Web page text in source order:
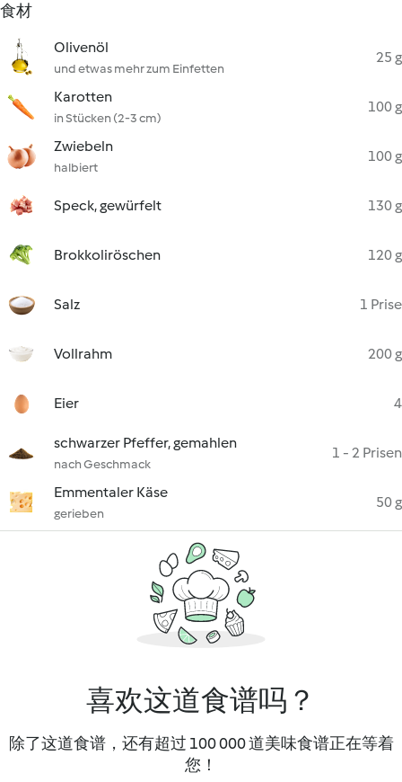
食材
Olivenöl
und etwas mehr zum Einfetten
25 g
Karotten
in Stücken (2-3 cm)
100 g
Zwiebeln
halbiert
100 g
Speck, gewürfelt 130 g
Brokkoliröschen 120 g
Salz 1 Prise
Vollrahm 200 g
Eier 4
schwarzer Pfeffer, gemahlen
nach Geschmack
1 - 2 Prisen
Emmentaler Käse
gerieben
50 g
喜欢这道食谱吗？
除了这道食谱，还有超过 100 000 道美味食谱正在等着
您！